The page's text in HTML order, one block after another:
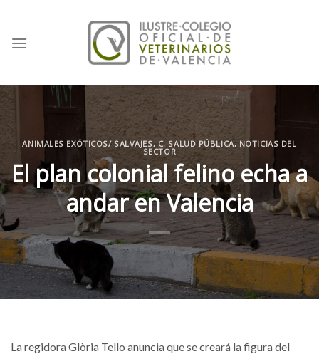
content
ANIMALES EXÓTICOS/ SALVAJES, C. SALUD PÚBLICA, NOTICIAS DEL
SECTOR
El plan colonial felino echa a
andar en Valencia
La regidora Glòria Tello anuncia que se creará la figura del